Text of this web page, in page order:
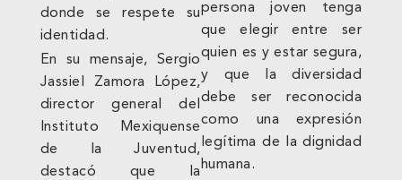
donde se respete su
identidad.
En su mensaje, Sergio
Jassiel Zamora López,
director general del
Instituto Mexiquense
de la Juventud,
destacó que la
persona joven tenga
que elegir entre ser
quien es y estar segura,
y que la diversidad
debe ser reconocida
como una expresión
legítima de la dignidad
humana.